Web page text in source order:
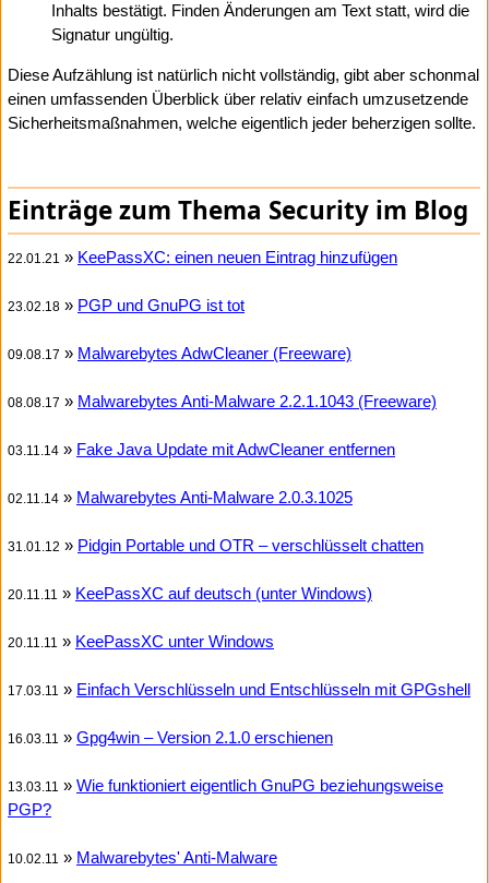
Inhalts bestätigt. Finden Änderungen am Text statt, wird die
Signatur ungültig.
Diese Aufzählung ist natürlich nicht vollständig, gibt aber schonmal
einen umfassenden Überblick über relativ einfach umzusetzende
Sicherheitsmaßnahmen, welche eigentlich jeder beherzigen sollte.
Einträge zum Thema Security im Blog
22.01.21 » KeePassXC: einen neuen Eintrag hinzufügen
23.02.18 » PGP und GnuPG ist tot
09.08.17 » Malwarebytes AdwCleaner (Freeware)
08.08.17 » Malwarebytes Anti-Malware 2.2.1.1043 (Freeware)
03.11.14 » Fake Java Update mit AdwCleaner entfernen
02.11.14 » Malwarebytes Anti-Malware 2.0.3.1025
31.01.12 » Pidgin Portable und OTR – verschlüsselt chatten
20.11.11 » KeePassXC auf deutsch (unter Windows)
20.11.11 » KeePassXC unter Windows
17.03.11 » Einfach Verschlüsseln und Entschlüsseln mit GPGshell
16.03.11 » Gpg4win – Version 2.1.0 erschienen
13.03.11 » Wie funktioniert eigentlich GnuPG beziehungsweise
PGP?
10.02.11 » Malwarebytes' Anti-Malware